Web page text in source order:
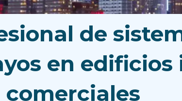
de
en
comerciales